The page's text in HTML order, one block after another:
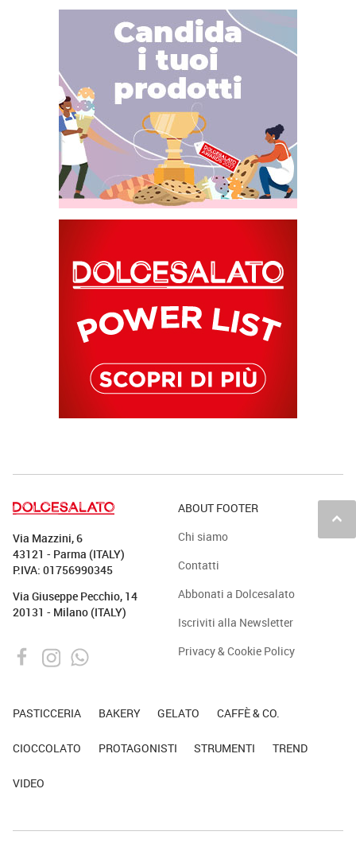
keyboard_arrow_up
Via Mazzini, 6
43121 - Parma (ITALY)
P.IVA: 01756990345
Via Giuseppe Pecchio, 14
20131 - Milano (ITALY)
ABOUT FOOTER
Chi siamo
Contatti
Abbonati a Dolcesalato
Iscriviti alla Newsletter
Privacy & Cookie Policy
PASTICCERIA BAKERY GELATO CAFFÈ & CO.
CIOCCOLATO PROTAGONISTI STRUMENTI TREND
VIDEO